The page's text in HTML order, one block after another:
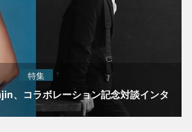
特集
、コラボレーション記念対談インタ